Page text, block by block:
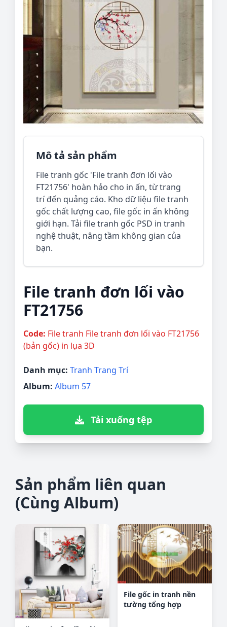
Mô tả sản phẩm
File tranh gốc 'File tranh đơn lối vào
FT21756' hoàn hảo cho in ấn, từ trang
trí đến quảng cáo. Kho dữ liệu file tranh
gốc chất lượng cao, file gốc in ấn không
giới hạn. Tải file tranh gốc PSD in tranh
nghệ thuật, nâng tầm không gian của
bạn.
File tranh đơn lối vào
FT21756
Code: File tranh File tranh đơn lối vào FT21756
(bản gốc) in lụa 3D
Danh mục: Tranh Trang Trí
Album: Album 57
Tải xuống tệp
Sản phẩm liên quan
(Cùng Album)
File gốc in tranh nền
tường tổng hợp